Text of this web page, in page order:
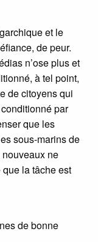
et le
de peur.
n’ose plus et
à tel point,
de citoyens qui
par
que les
sous-marins de
ne
la tâche est
de bonne